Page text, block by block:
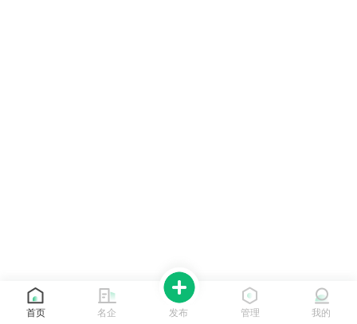
首页 名企 发布 管理 我的